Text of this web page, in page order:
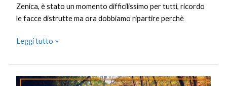
Zenica, è stato un momento difficilissimo per tutti, ricordo
le facce distrutte ma ora dobbiamo ripartire perchè
Leggi tutto »
Focus